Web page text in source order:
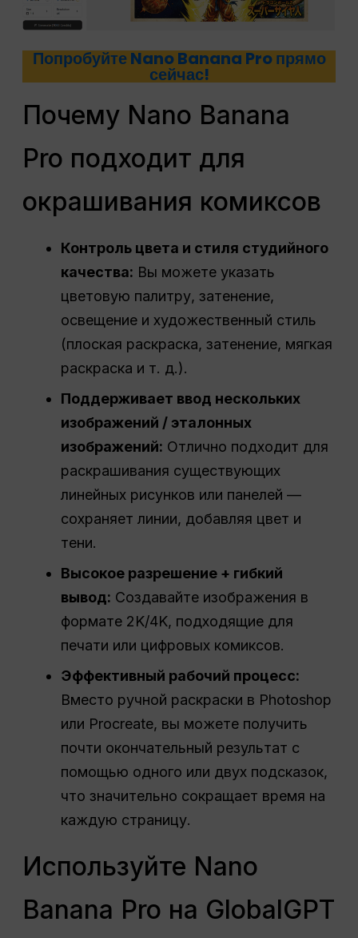
Попробуйте Nano Banana Pro прямо
сейчас!
Почему Nano Banana
Pro подходит для
окрашивания комиксов
Контроль цвета и стиля студийного
качества: Вы можете указать
цветовую палитру, затенение,
освещение и художественный стиль
(плоская раскраска, затенение, мягкая
раскраска и т. д.).
Поддерживает ввод нескольких
изображений / эталонных
изображений: Отлично подходит для
раскрашивания существующих
линейных рисунков или панелей —
сохраняет линии, добавляя цвет и
тени.
Высокое разрешение + гибкий
вывод: Создавайте изображения в
формате 2K/4K, подходящие для
печати или цифровых комиксов.
Эффективный рабочий процесс:
Вместо ручной раскраски в Photoshop
или Procreate, вы можете получить
почти окончательный результат с
помощью одного или двух подсказок,
что значительно сокращает время на
каждую страницу.
Используйте Nano
Banana Pro на GlobalGPT